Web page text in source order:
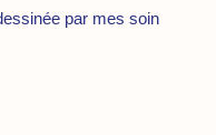
par mes soin